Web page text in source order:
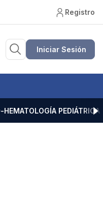
Registro
Iniciar Sesión
HEMATOLOGÍA PEDIÁTRICA